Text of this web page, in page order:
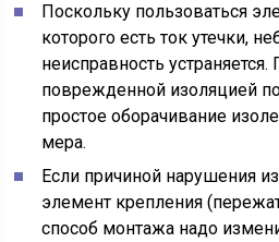
Поскольку пользоваться
которого есть ток утечки,
неисправность
поврежденной изоляцией
простое оборачивание
мера.
Если причиной нарушения
элемент крепления
способ монтажа надо